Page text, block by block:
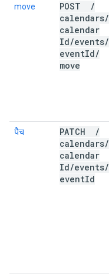
move POST
/
calendars/
calendar
Id/events/
eventId/
move
पैच PATCH
/
calendars/
calendar
Id/events/
eventId